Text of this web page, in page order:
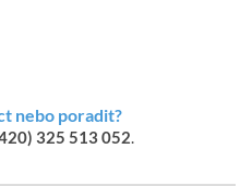
nebo poradit?
325 513 052